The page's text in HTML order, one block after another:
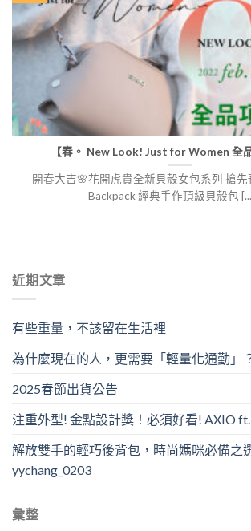
【春。 New Look! Just for Women 全
開春大吉🌸花開虎貴​全新貝殼女包系列 搶先
Backpack 經典手作頂級貝殼包
近期文章
有些重量，不該留在生活裡
為什麼現在的人，更需要「輕量化通勤」
2025春節出貨公告
注重外型! 金點設計獎！必須好看! AXIO
解放雙手的輕巧後背包，時尚媽咪必備之
yychang_0203
彙整